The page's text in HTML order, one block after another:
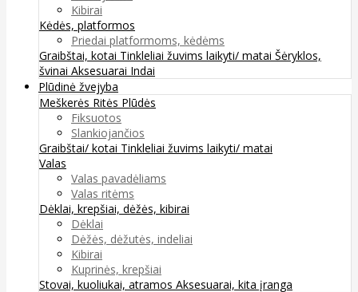
Kibirai
Kėdės, platformos
Priedai platformoms, kėdėms
Graibštai, kotai Tinkleliai žuvims laikyti/ matai Šėryklos,
švinai Aksesuarai Indai
Plūdinė žvejyba
Meškerės Ritės Plūdės
Fiksuotos
Slankiojančios
Graibštai/ kotai Tinkleliai žuvims laikyti/ matai
Valas
Valas pavadėliams
Valas ritėms
Dėklai, krepšiai, dėžės, kibirai
Dėklai
Dėžės, dėžutės, indeliai
Kibirai
Kuprinės, krepšiai
Stovai, kuoliukai, atramos Aksesuarai, kita įranga